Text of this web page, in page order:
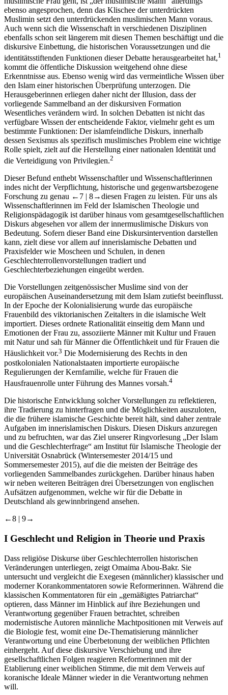
ebenso angesprochen, denn das Klischee der unterdrückten
Muslimin setzt den unterdrückenden muslimischen Mann voraus.
Auch wenn sich die Wissenschaft in verschiedenen Disziplinen
ebenfalls schon seit längerem mit diesen Themen beschäftigt und die
diskursive Einbettung, die historischen Voraussetzungen und die
identitätsstiftenden Funktionen dieser Debatte herausgearbeitet hat,1
kommt die öffentliche Diskussion weitgehend ohne diese
Erkenntnisse aus. Ebenso wenig wird das vermeintliche Wissen über
den Islam einer historischen Überprüfung unterzogen. Die
Herausgeberinnen erliegen daher nicht der Illusion, dass der
vorliegende Sammelband an der diskursiven Formation
Wesentliches verändern wird. In solchen Debatten ist nicht das
verfügbare Wissen der entscheidende Faktor, vielmehr geht es um
bestimmte Funktionen: Der islamfeindliche Diskurs, innerhalb
dessen Sexismus als spezifisch muslimisches Problem eine wichtige
Rolle spielt, zielt auf die Herstellung einer nationalen Identität und
die Verteidigung von Privilegien.2
Dieser Befund enthebt Wissenschaftler und Wissenschaftlerinnen
indes nicht der Verpflichtung, historische und gegenwartsbezogene
Forschung zu genau ←7 | 8→diesen Fragen zu leisten. Für uns als
Wissenschaftlerinnen im Feld der Islamischen Theologie und
Religionspädagogik ist darüber hinaus vom gesamtgesellschaftlichen
Diskurs abgesehen vor allem der innermuslimische Diskurs von
Bedeutung. Sofern dieser Band eine Diskursintervention darstellen
kann, zielt diese vor allem auf innerislamische Debatten und
Praxisfelder wie Moscheen und Schulen, in denen
Geschlechterrollenvorstellungen tradiert und
Geschlechterbeziehungen eingeübt werden.
Die Vorstellungen zeitgenössischer Muslime sind von der
europäischen Auseinandersetzung mit dem Islam zutiefst beeinflusst.
In der Epoche der Kolonialisierung wurde das europäische
Frauenbild des viktorianischen Zeitalters in die islamische Welt
importiert. Dieses ordnete Rationalität einseitig dem Mann und
Emotionen der Frau zu, assoziierte Männer mit Kultur und Frauen
mit Natur und sah für Männer die Öffentlichkeit und für Frauen die
Häuslichkeit vor.3 Die Modernisierung des Rechts in den
postkolonialen Nationalstaaten importierte europäische
Regulierungen der Kernfamilie, welche für Frauen die
Hausfrauenrolle unter Führung des Mannes vorsah.4
Die historische Entwicklung solcher Vorstellungen zu reflektieren,
ihre Tradierung zu hinterfragen und die Möglichkeiten auszuloten,
die die frühere islamische Geschichte bereit hält, sind daher zentrale
Aufgaben im innerislamischen Diskurs. Diesen Diskurs anzuregen
und zu befruchten, war das Ziel unserer Ringvorlesung „Der Islam
und die Geschlechterfrage“ am Institut für Islamische Theologie der
Universität Osnabrück (Wintersemester 2014/15 und
Sommersemester 2015), auf die die meisten der Beiträge des
vorliegenden Sammelbandes zurückgehen. Darüber hinaus haben
wir neben weiteren Beiträgen drei Übersetzungen von englischen
Aufsätzen aufgenommen, welche wir für die Debatte in
Deutschland als gewinnbringend ansehen.
←8 | 9→
I Geschlecht und Religion in Theorie und Praxis
Dass religiöse Diskurse über Geschlechterrollen historischen
Veränderungen unterliegen, zeigt Omaima Abou-Bakr. Sie
untersucht und vergleicht die Exegesen (männlicher) klassischer und
moderner Korankommentatoren sowie Reformerinnen. Während die
klassischen Kommentatoren für ein „gemäßigtes Patriarchat“
optieren, dass Männer im Hinblick auf ihre Beziehungen und
Verantwortung gegenüber Frauen betrachtet, schreiben
modernistische Autoren männliche Machtpositionen mit Verweis auf
die Biologie fest, womit eine De-Thematisierung männlicher
Verantwortung und eine Überbetonung der weiblichen Pflichten
einhergeht. Auf diese diskursive Verschiebung und ihre
gesellschaftlichen Folgen reagieren Reformerinnen mit der
Etablierung einer weiblichen Stimme, die mit dem Verweis auf
koranische Ideale Männer wieder in die Verantwortung nehmen
will.